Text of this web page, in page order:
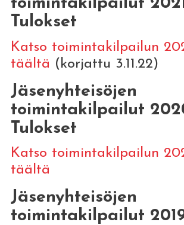
Tulokset
Katso toimintakilpailun
täältä (korjattu 3.11.22)
Jäsenyhteisöjen
toimintakilpailut
Tulokset
Katso toimintakilpailun
täältä
Jäsenyhteisöjen
toimintakilpailut